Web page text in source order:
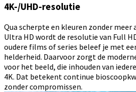
4K-/UHD-resolutie
Qua scherpte en kleuren zonder meer
Ultra HD wordt de resolutie van Full
oudere films of series beleef je met
helderheid. Daarvoor zorgt de
voor het beeld, die inhouden van
4K. Dat betekent continue
zonder compromissen.